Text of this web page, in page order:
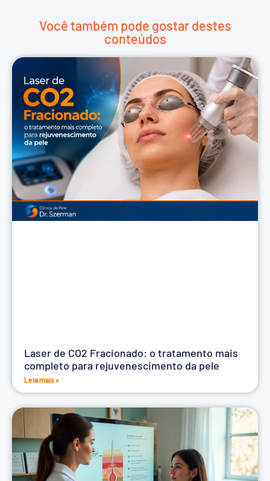
Você também pode gostar destes
conteúdos
Laser de CO2 Fracionado: o tratamento mais
completo para rejuvenescimento da pele
Leia mais »